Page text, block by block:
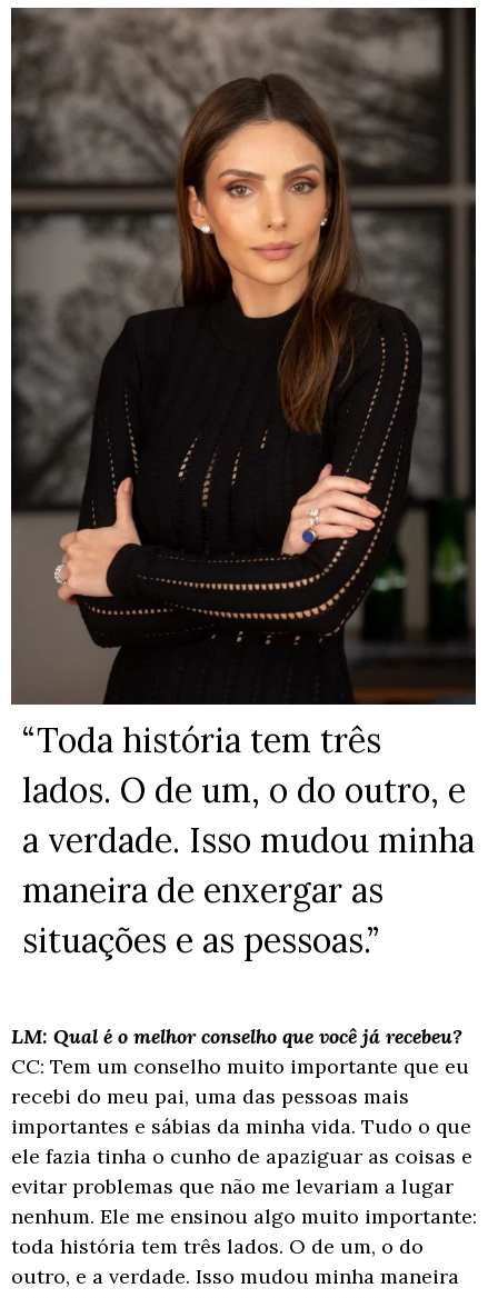
“Toda história tem três
lados. O de um, o do outro, e
a verdade. Isso mudou minha
maneira de enxergar as
situações e as pessoas.”
LM: Qual é o melhor conselho que você já recebeu?
CC: Tem um conselho muito importante que eu
recebi do meu pai, uma das pessoas mais
importantes e sábias da minha vida. Tudo o que
ele fazia tinha o cunho de apaziguar as coisas e
evitar problemas que não me levariam a lugar
nenhum. Ele me ensinou algo muito importante:
toda história tem três lados. O de um, o do
outro, e a verdade. Isso mudou minha maneira